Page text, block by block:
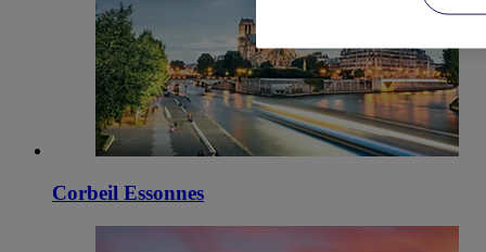
Corbeil Essonnes